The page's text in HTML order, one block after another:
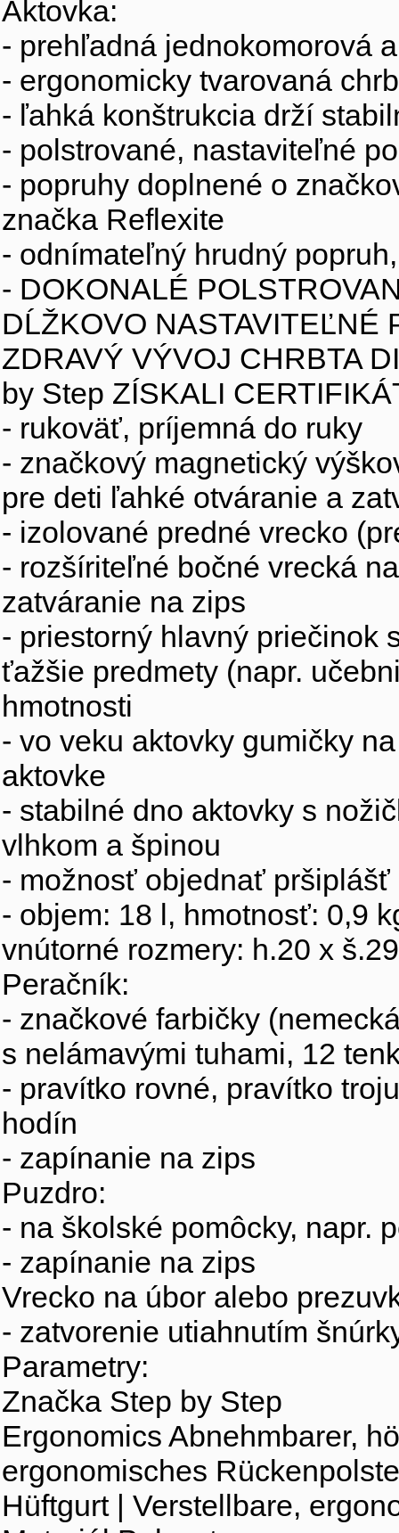
Aktovka:
- prehľadná jednokomorová
- ergonomicky tvarovaná
- ľahká konštrukcia drží
- polstrované, nastaviteľné
- popruhy doplnené o
značka Reflexite
- odnímateľný hrudný
- DOKONALÉ
DĹŽKOVO NASTAVITEĽNÉ
ZDRAVÝ VÝVOJ CHRBTA
by Step ZÍSKALI
- rukoväť, príjemná do ruky
- značkový magnetický
pre deti ľahké otváranie a
- izolované predné vrecko
- rozšíriteľné bočné vrecká
zatváranie na zips
- priestorný hlavný priečinok
ťažšie predmety (napr.
hmotnosti
- vo veku aktovky gumičky
aktovke
- stabilné dno aktovky s
vlhkom a špinou
- možnosť objednať pršiplášť
- objem: 18 l, hmotnosť: 0,9
vnútorné rozmery: h.20 x
Peračník:
- značkové farbičky
s nelámavými tuhami, 12
- pravítko rovné, pravítko
hodín
- zapínanie na zips
Puzdro:
- na školské pomôcky, napr.
- zapínanie na zips
Vrecko na úbor alebo
- zatvorenie utiahnutím
Parametry:
Značka Step by Step
Ergonomics Abnehmbarer,
ergonomisches
Hüftgurt | Verstellbare,